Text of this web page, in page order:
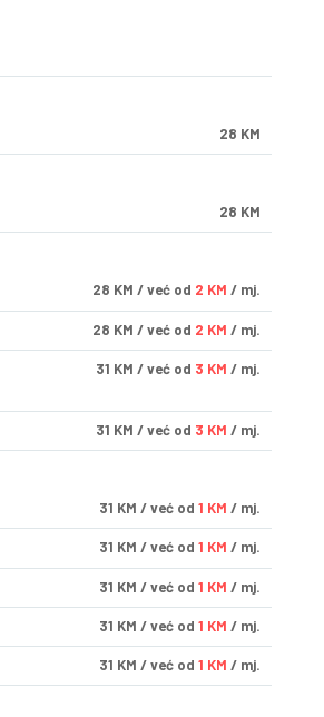
28 KM
28 KM
28 KM / već od 2 KM / mj.
28 KM / već od 2 KM / mj.
31 KM / već od 3 KM / mj.
31 KM / već od 3 KM / mj.
31 KM / već od 1 KM / mj.
31 KM / već od 1 KM / mj.
31 KM / već od 1 KM / mj.
31 KM / već od 1 KM / mj.
31 KM / već od 1 KM / mj.